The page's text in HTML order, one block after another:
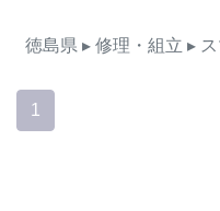
徳島県 ▸ 修理・組立 ▸
1